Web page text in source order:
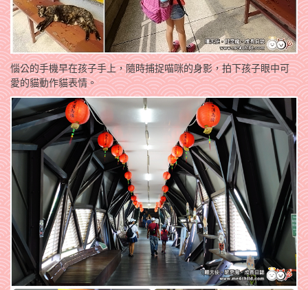
惱公的手機早在孩子手上，隨時捕捉喵咪的身影，拍下孩子眼中可
愛的貓動作貓表情。